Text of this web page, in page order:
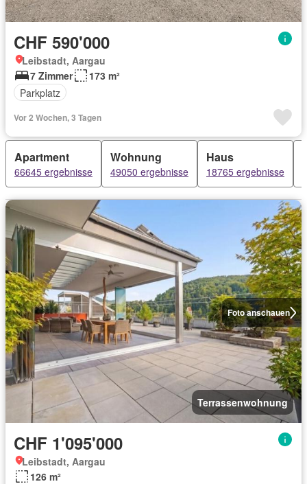
CHF 590'000
Leibstadt, Aargau
7 Zimmer
173 m²
Parkplatz
Vor 2 Wochen, 3 Tagen
Apartment
66645 ergebnisse
Wohnung
49050 ergebnisse
Haus
18765 ergebnisse
Foto anschauen
Terrassenwohnung
CHF 1'095'000
Leibstadt, Aargau
126 m²